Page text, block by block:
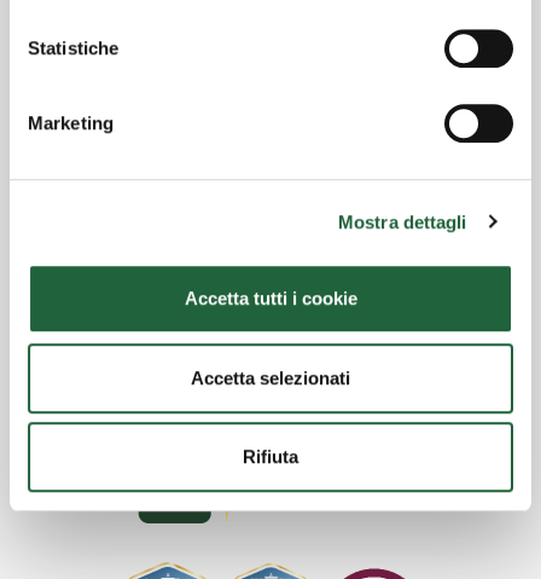
Statistiche
Marketing
Mostra dettagli
Accetta tutti i cookie
Accetta selezionati
Rifiuta
Avviso ai sottoscrittori